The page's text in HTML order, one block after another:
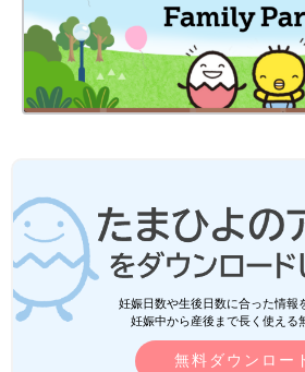
妊娠日数や生後日数に合った情報
妊娠中から産後まで長く使える
無料ダウンロー